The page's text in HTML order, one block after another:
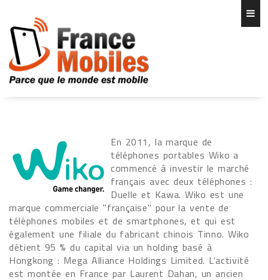
En 2011, la marque de
téléphones portables Wiko a
commencé à investir le marché
français avec deux téléphones :
Duelle et Kawa. Wiko est une
marque commerciale "française" pour la vente de
téléphones mobiles et de smartphones, et qui est
également une filiale du fabricant chinois Tinno. Wiko
détient 95 % du capital via un holding basé à
Hongkong : Mega Alliance Holdings Limited. L'activité
est montée en France par Laurent Dahan, un ancien